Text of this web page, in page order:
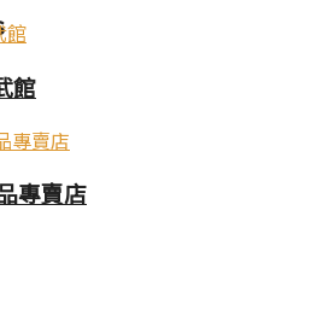
館
專賣店